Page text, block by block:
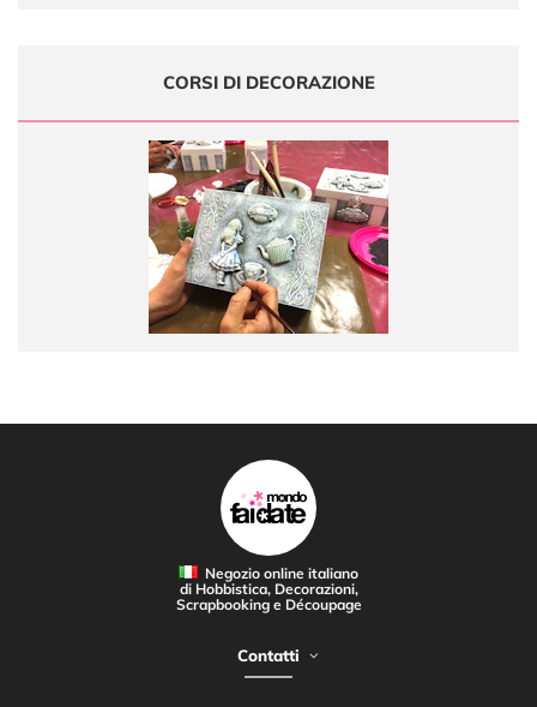
CORSI DI DECORAZIONE
Negozio online italiano
di Hobbistica, Decorazioni,
Scrapbooking e Découpage
Contatti